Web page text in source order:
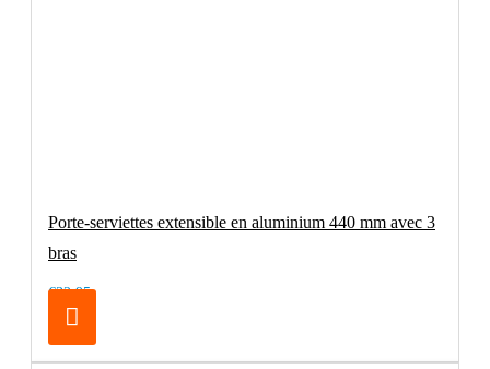
Porte-serviettes extensible en aluminium 440 mm avec 3
bras
€32.95